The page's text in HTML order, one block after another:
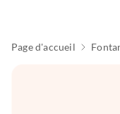
Page d'accueil